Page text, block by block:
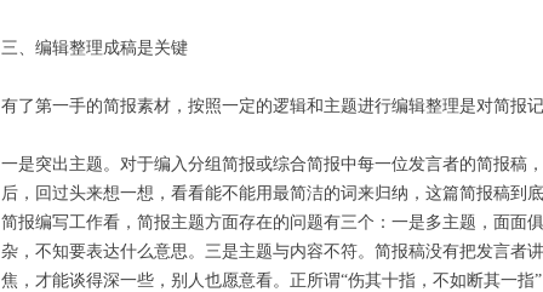
三、编辑整理成稿是关键
有了第一手的简报素材，按照一定的逻辑和主题进行编辑整理是对简报
一是突出主题。对于编入分组简报或综合简报中每一位发言者的简报稿
后，回过头来想一想，看看能不能用最简洁的词来归纳，这篇简报稿
简报编写工作看，简报主题方面存在的问题有三个：一是多主题，面面
杂，不知要表达什么意思。三是主题与内容不符。简报稿没有把发言者
焦，才能谈得深一些，别人也愿意看。正所谓“伤其十指，不如断其一指